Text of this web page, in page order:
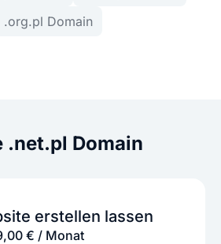
.org.pl Domain
.net.pl Domain
erstellen lassen
€ / Monat